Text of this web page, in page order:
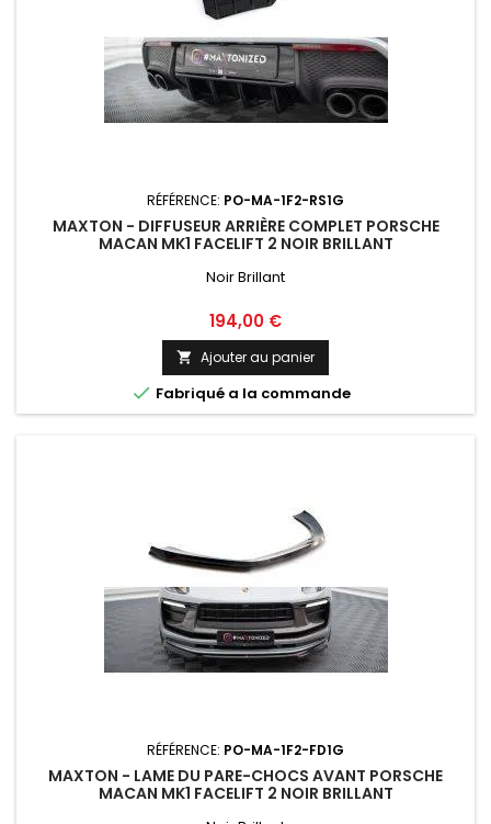
RÉFÉRENCE: PO-MA-1F2-RS1G
MAXTON - DIFFUSEUR ARRIÈRE COMPLET PORSCHE
MACAN MK1 FACELIFT 2 NOIR BRILLANT
Noir Brillant
Prix
194,00 €
 Ajouter au panier
 Fabriqué a la commande
RÉFÉRENCE: PO-MA-1F2-FD1G
MAXTON - LAME DU PARE-CHOCS AVANT PORSCHE
MACAN MK1 FACELIFT 2 NOIR BRILLANT